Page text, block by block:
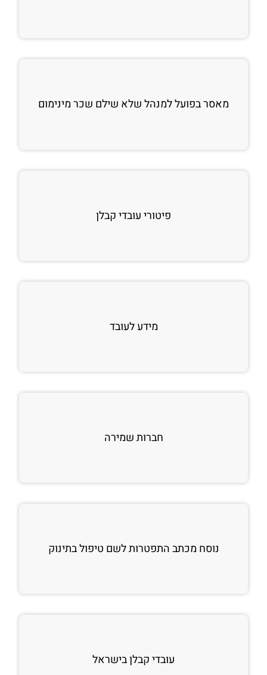
מאסר בפועל למנהל שלא שילם שכר מינימום
פיטורי עובדי קבלן
מידע לעובד
חברות שמירה
נוסח מכתב התפטרות לשם טיפול בתינוק
עובדי קבלן בישראל